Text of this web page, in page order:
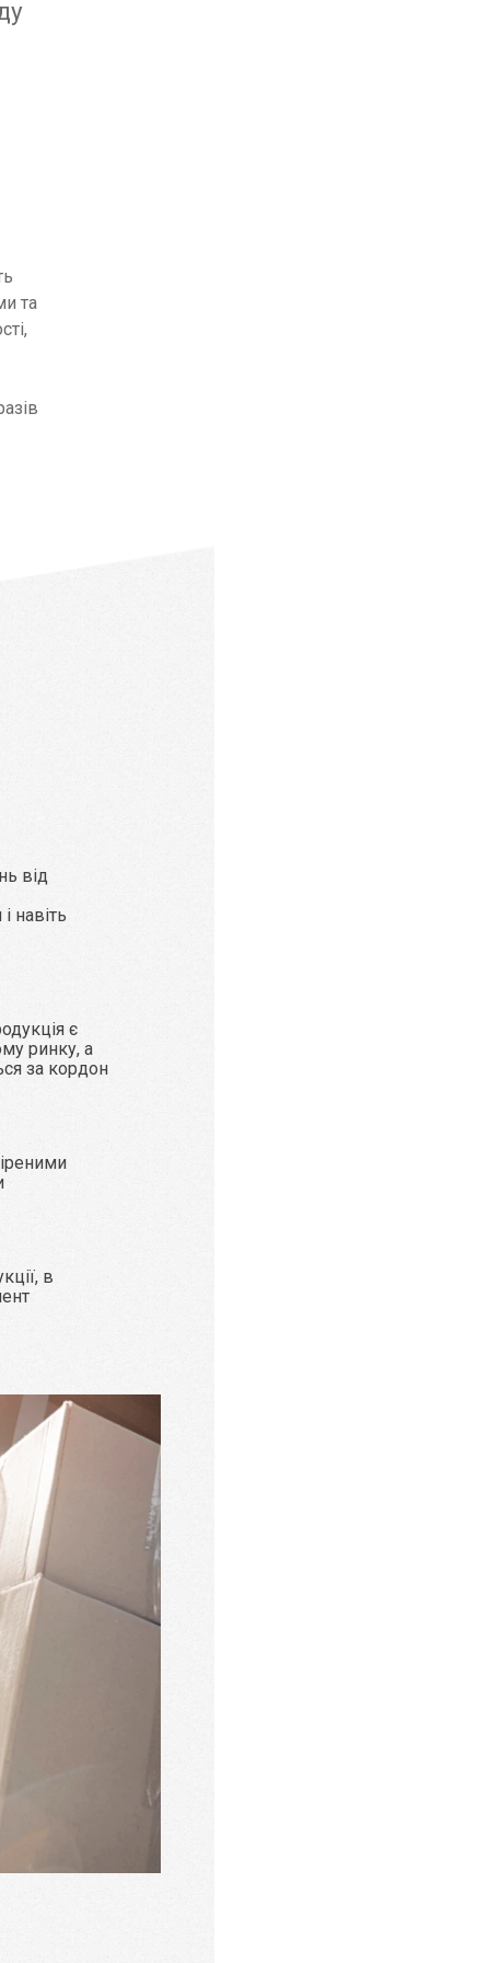
та
від
навіть
є
ринку, а
за кордон
в